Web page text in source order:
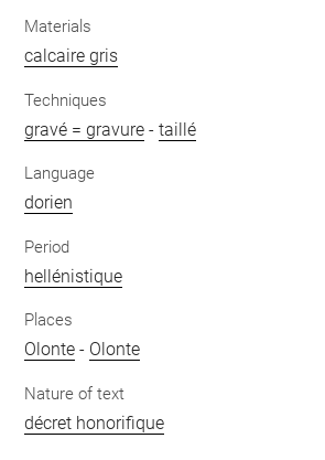
Materials
calcaire gris
Techniques
gravé = gravure -taillé
Language
dorien
Period
hellénistique
Places
Olonte - Olonte
Nature of text
décret honorifique